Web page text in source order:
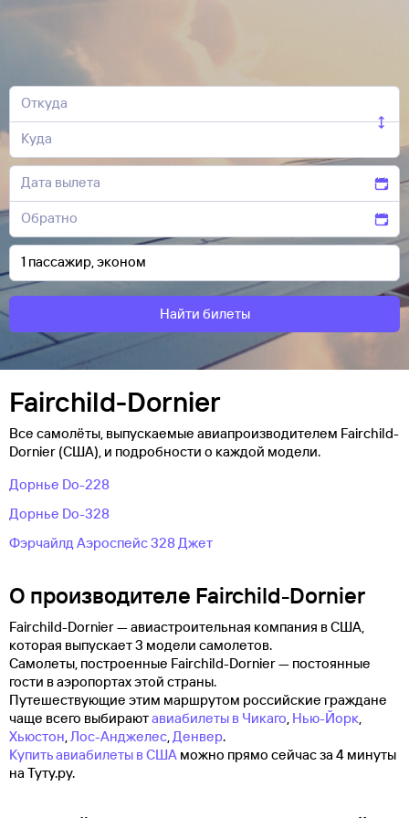
Найти билеты
Fairchild-Dornier
Все самолёты, выпускаемые авиапроизводителем Fairchild-
Dornier (США), и подробности о каждой модели.
Дорнье Do-228
Дорнье Do-328
Фэрчайлд Аэроспейс 328 Джет
О производителе Fairchild-Dornier
Fairchild-Dornier — авиастроительная компания в США,
которая выпускает 3 модели самолетов.
Самолеты, построенные Fairchild-Dornier — постоянные
гости в аэропортах этой страны.
Путешествующие этим маршрутом российские граждане
чаще всего выбираютавиабилеты в Чикаго, Нью-Йорк,
Хьюстон,Лос-Анджелес,Денвер.
Купить авиабилеты в США можно прямо сейчас за 4 минуты
на Туту.ру.